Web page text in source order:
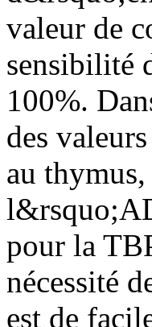
valeur de
sensibilité
100%.
des
au
pour la
nécessité
est de